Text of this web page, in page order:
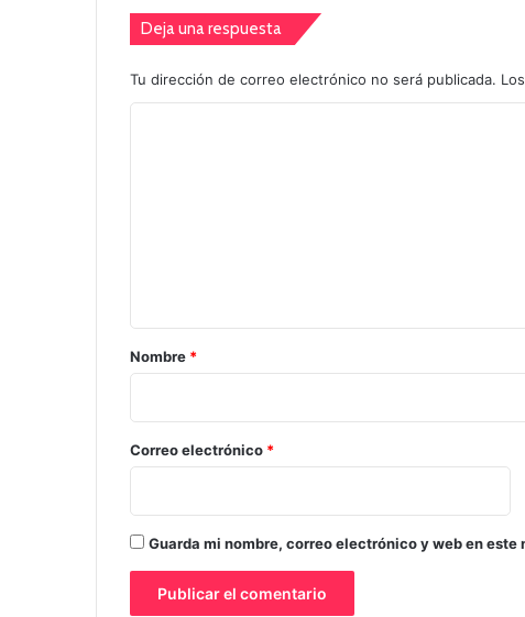
Deja una respuesta
Tu dirección de correo electrónico no será publicada.
r
o
*
Nombre *
Correo electrónico *
Guarda mi nombre, correo electrónico y web en